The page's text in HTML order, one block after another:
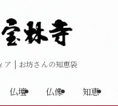
ア | お坊さんの知恵袋
仏壇 仏像 知恵